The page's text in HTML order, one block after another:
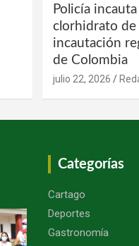
Policía
clorhidrato de
incautación
de Colombia
julio 22, 2026
Categorías
Cartago
Deportes
Gastronomía